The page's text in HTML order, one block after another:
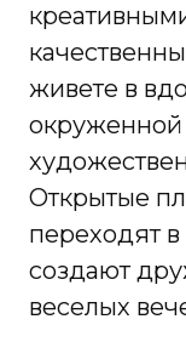
живете в
окруженной
Открытые
переходят
создают
веселых